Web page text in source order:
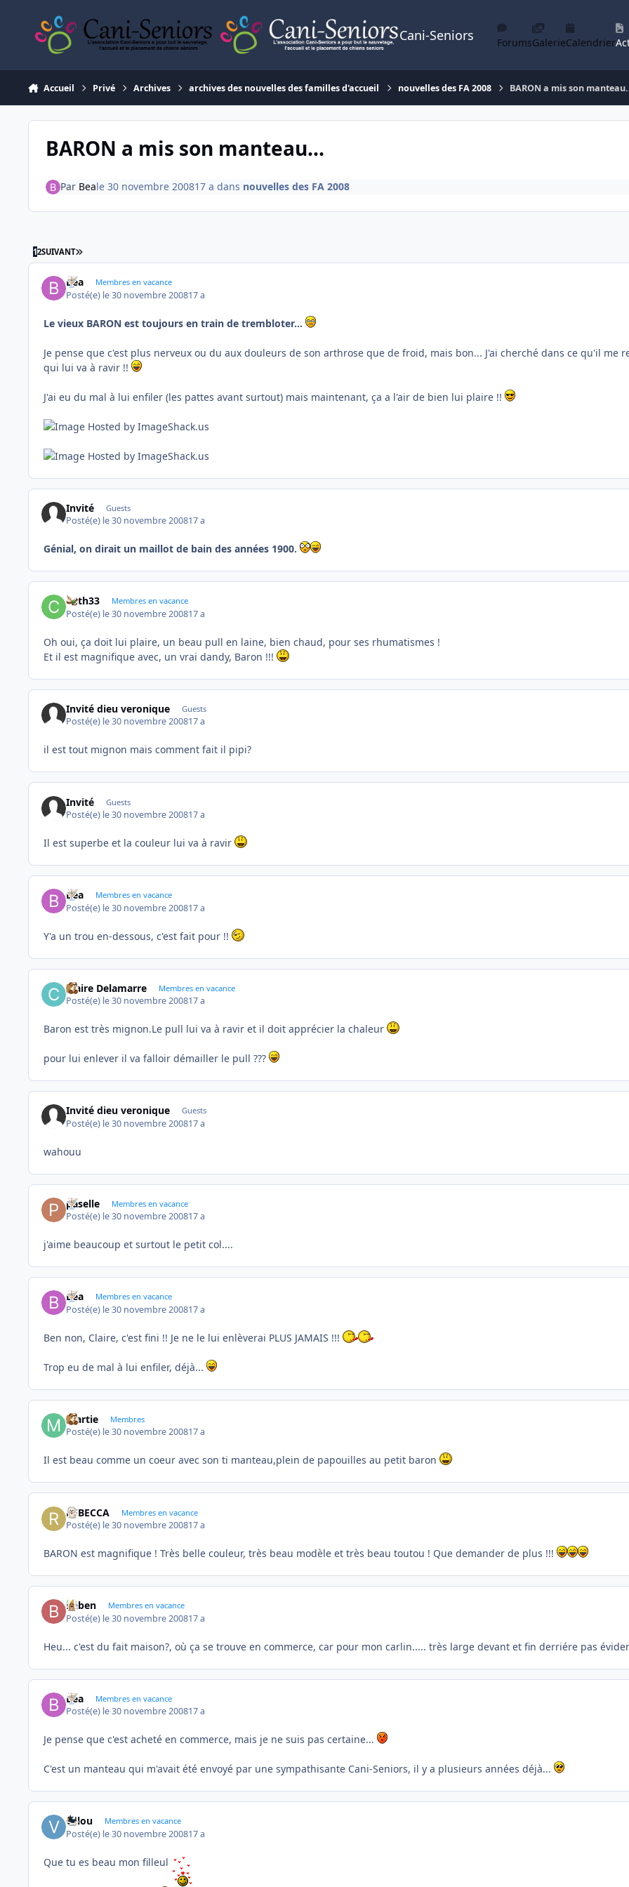
Cani-Seniors ForumsGalerieCalendrier
Accueil Privé Archives archives des nouvelles des familles d'accueil nouvelles des FA 2008 BARON a mis son
BARON a mis son manteau...
Par Beale 30 novembre 200817 a dans nouvelles des FA 2008
12SUIVANT DERNIÈRE PAGE
Bea Membres en vacance
Posté(e) le 30 novembre 200817 a
Le vieux BARON est toujours en train de trembloter...
Je pense que c'est plus nerveux ou du aux douleurs de son arthrose que de froid, mais bon... J'ai cherché dans ce qu'il
qui lui va à ravir !!
J'ai eu du mal à lui enfiler (les pattes avant surtout) mais maintenant, ça a l'air de bien lui plaire !!
Invité Guests
Posté(e) le 30 novembre 200817 a
Génial, on dirait un maillot de bain des années 1900.
Cath33 Membres en vacance
Posté(e) le 30 novembre 200817 a
Oh oui, ça doit lui plaire, un beau pull en laine, bien chaud, pour ses rhumatismes !
Et il est magnifique avec, un vrai dandy, Baron !!!
Invité dieu veronique Guests
Posté(e) le 30 novembre 200817 a
il est tout mignon mais comment fait il pipi?
Invité Guests
Posté(e) le 30 novembre 200817 a
Il est superbe et la couleur lui va à ravir
Bea Membres en vacance
Posté(e) le 30 novembre 200817 a
Y'a un trou en-dessous, c'est fait pour !!
Claire Delamarre Membres en vacance
Posté(e) le 30 novembre 200817 a
Baron est très mignon.Le pull lui va à ravir et il doit apprécier la chaleur
pour lui enlever il va falloir démailler le pull ???
Invité dieu veronique Guests
Posté(e) le 30 novembre 200817 a
wahouu
paselle Membres en vacance
Posté(e) le 30 novembre 200817 a
j'aime beaucoup et surtout le petit col....
Bea Membres en vacance
Posté(e) le 30 novembre 200817 a
Ben non, Claire, c'est fini !! Je ne le lui enlèverai PLUS JAMAIS !!!
Trop eu de mal à lui enfiler, déjà...
martie Membres
Posté(e) le 30 novembre 200817 a
Il est beau comme un coeur avec son ti manteau,plein de papouilles au petit baron
REBECCA Membres en vacance
Posté(e) le 30 novembre 200817 a
BARON est magnifique ! Très belle couleur, très beau modèle et très beau toutou ! Que demander de plus !!!
baben Membres en vacance
Posté(e) le 30 novembre 200817 a
Heu... c'est du fait maison?, où ça se trouve en commerce, car pour mon carlin..... très large devant et fin derriére pas
Bea Membres en vacance
Posté(e) le 30 novembre 200817 a
Je pense que c'est acheté en commerce, mais je ne suis pas certaine...
C'est un manteau qui m'avait été envoyé par une sympathisante Cani-Seniors, il y a plusieurs années déjà...
valou Membres en vacance
Posté(e) le 30 novembre 200817 a
Que tu es beau mon filleul